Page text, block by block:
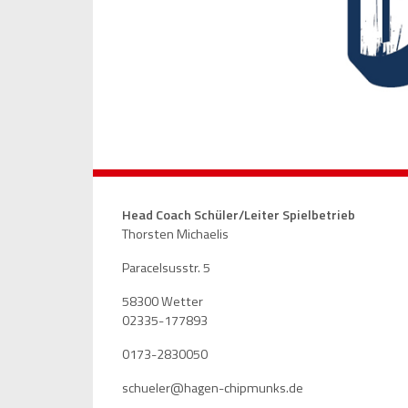
Head Coach Schüler/Leiter Spielbetrieb
Thorsten Michaelis
Paracelsusstr. 5
58300 Wetter
02335-177893
0173-2830050
schueler@hagen-chipmunks.de